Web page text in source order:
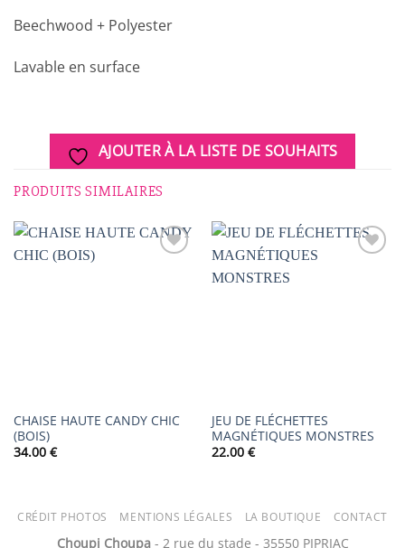
Beechwood + Polyester
Lavable en surface
AJOUTER À LA LISTE DE SOUHAITS
PRODUITS SIMILAIRES
CHAISE HAUTE CANDY CHIC
(BOIS)
34.00 €
JEU DE FLÉCHETTES
MAGNÉTIQUES MONSTRES
22.00 €
CRÉDIT PHOTOS MENTIONS LÉGALES LA BOUTIQUE CONTACT
Choupi Choupa- 2 rue du stade - 35550 PIPRIAC